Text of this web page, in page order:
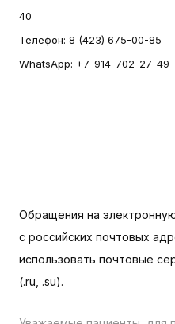
40
Телефон: 8 (423) 675-00-85
WhatsApp: +7-914-702-27-49
Обращения на
с российских почтовых
использовать почтовые
(.ru, .su).